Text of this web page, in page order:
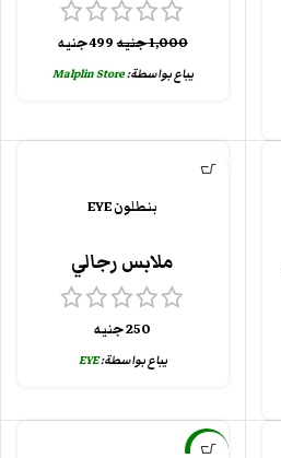
1,000جنيه499جنيه
يباع بواسطة:Malplin Store
بنطلون EYE
ملابس رجالي
250جنيه
يباع بواسطة:EYE
-25%